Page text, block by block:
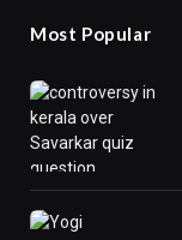
Most Popular